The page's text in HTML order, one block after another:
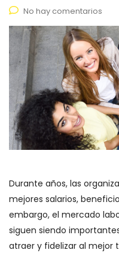
No hay comentarios
Durante años, las
mejores salarios,
embargo, el mercado
siguen siendo
atraer y fidelizar al mejor